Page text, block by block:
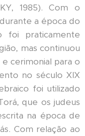
1985). Com o
a época do
foi praticamente
mas continuou
cerimonial para o
no século XIX
foi utilizado
que os judeus
na época de
Com relação ao